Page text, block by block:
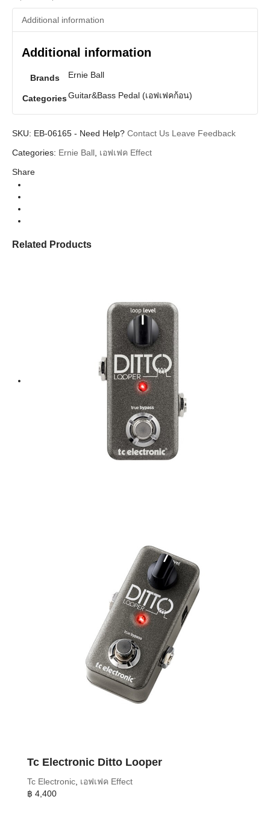
Additional information
Additional information
Brands Ernie Ball
CategoriesGuitar&Bass Pedal (เอฟเฟคก้อน)
SKU: EB-06165 - Need Help? Contact Us Leave Feedback
Categories: Ernie Ball, เอฟเฟค Effect
Share
Related Products
Tc Electronic Ditto Looper
Tc Electronic, เอฟเฟค Effect
฿ 4,400